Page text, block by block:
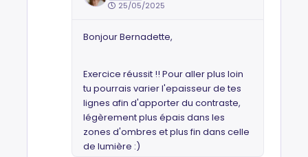
25/05/2025
Bonjour Bernadette,
Exercice réussit !! Pour aller plus loin
tu pourrais varier l'epaisseur de tes
lignes afin d'apporter du contraste,
légèrement plus épais dans les
zones d'ombres et plus fin dans celle
de lumière :)